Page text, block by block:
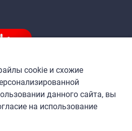
cookie и схожие
данного сайта, вы
на использование